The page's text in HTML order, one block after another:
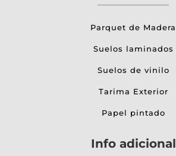
Parquet de Madera
Suelos laminados
Suelos de vinilo
Tarima Exterior
Papel pintado
Info adicional